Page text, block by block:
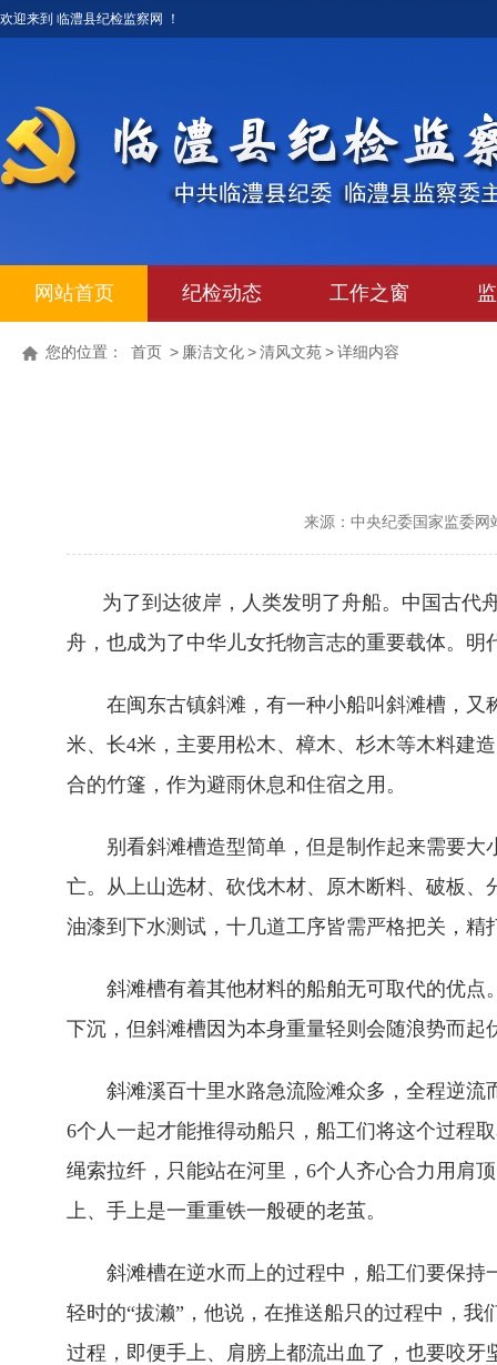
欢迎来到 临澧县纪检监察网 ！
网站首页 纪检动态 工作之窗
您的位置： 首页 > 廉洁文化>清风文苑>详细内容
来源：中央纪委国家监委
为了到达彼岸，人类发明了舟船。中国古代
舟，也成为了中华儿女托物言志的重要载体。
在闽东古镇斜滩，有一种小船叫斜滩槽，又
米、长4米，主要用松木、樟木、杉木等木料建
合的竹篷，作为避雨休息和住宿之用。
别看斜滩槽造型简单，但是制作起来需要大
亡。从上山选材、砍伐木材、原木断料、破板
油漆到下水测试，十几道工序皆需严格把关，
斜滩槽有着其他材料的船舶无可取代的优点
下沉，但斜滩槽因为本身重量轻则会随浪势而起
斜滩溪百十里水路急流险滩众多，全程逆流
6个人一起才能推得动船只，船工们将这个过程
绳索拉纤，只能站在河里，6个人齐心合力用肩
上、手上是一重重铁一般硬的老茧。
斜滩槽在逆水而上的过程中，船工们要保持
轻时的“拔濑”，他说，在推送船只的过程中，
过程，即便手上、肩膀上都流出血了，也要咬